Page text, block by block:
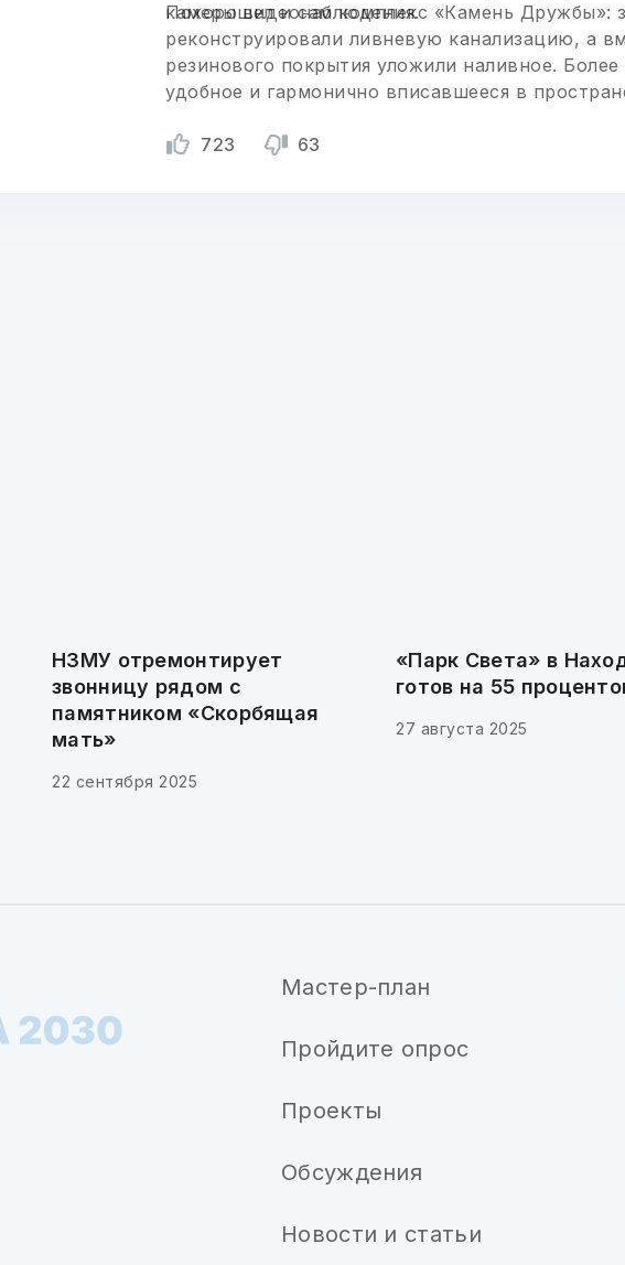
камеры видеонаблюдения.
Похорошел и сам комплекс «Камень Дружбы»:
реконструировали ливневую канализацию, а
резинового покрытия уложили наливное. Более
удобное и гармонично вписавшееся в
723
63
НЗМУ отремонтирует
звонницу рядом с
памятником «Скорбящая
мать»
22 сентября 2025
«Парк Света» в
готов на 55
27 августа 2025
Мастер-план
Пройдите опрос
Проекты
Обсуждения
Новости и статьи